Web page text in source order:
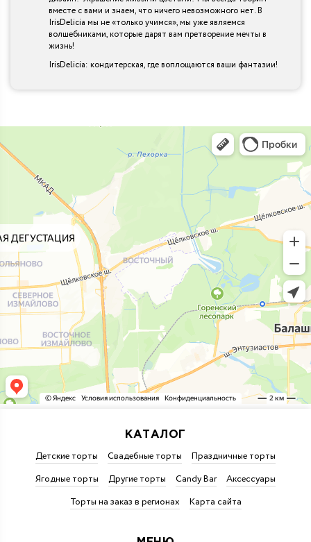
вместе с вами и знаем, что ничего невозможного нет. В
IrisDelicia мы не «только учимся», мы уже являемся
волшебниками, которые дарят вам претворение мечты в
жизнь!
IrisDelicia: кондитерская, где воплощаются ваши фантазии!
КАТАЛОГ
Детские торты Свадебные торты
Праздничные торты
Ягодные торты
Другие торты Candy Bar
Аксессуары
Торты на заказ в регионах
Карта сайта